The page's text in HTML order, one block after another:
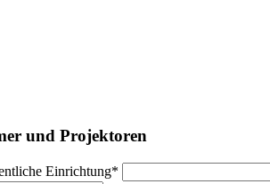
und Projektoren
Einrichtung*